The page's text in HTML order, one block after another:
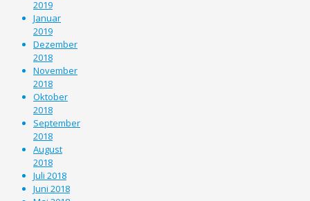
2019
Januar
2019
Dezember
2018
November
2018
Oktober
2018
September
2018
August
2018
Juli 2018
Juni 2018